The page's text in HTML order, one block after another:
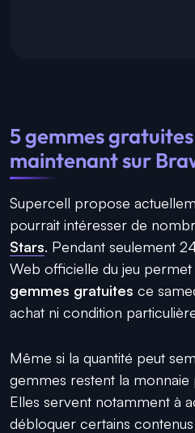
5 gemmes
maintenant sur
Supercell propose
pourrait intéresser de
Stars. Pendant seulement
Web officielle du jeu
gemmes gratuites ce
achat ni condition
Même si la quantité peut
gemmes restent la monnaie
Elles servent notamment à
débloquer certains